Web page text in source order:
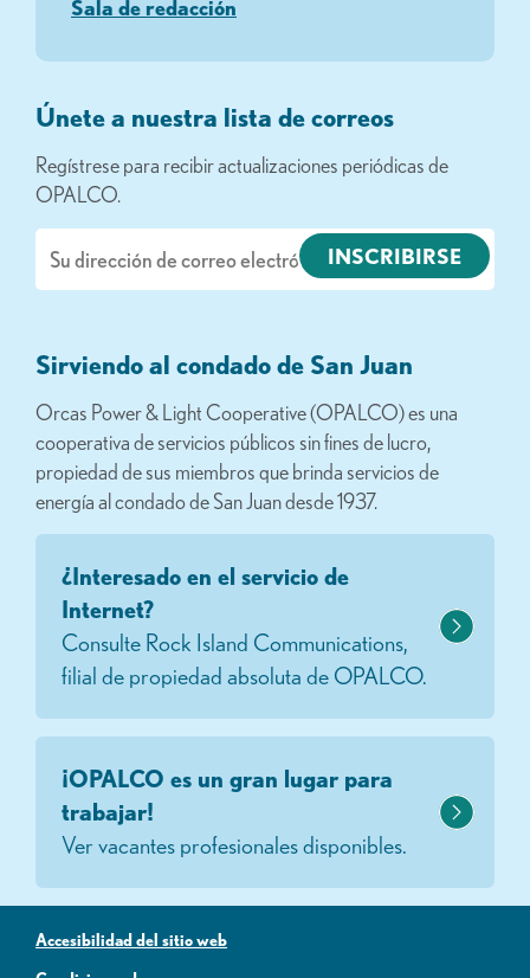
Sala de redacción
Únete a nuestra lista de correos
Regístrese para recibir actualizaciones periódicas de
OPALCO.
electrónico
Sirviendo al condado de San Juan
Orcas Power & Light Cooperative (OPALCO) es una
cooperativa de servicios públicos sin fines de lucro,
propiedad de sus miembros que brinda servicios de
energía al condado de San Juan desde 1937.
¿Interesado en el servicio de
Internet?
Consulte Rock Island Communications,
filial de propiedad absoluta de OPALCO.
¡OPALCO es un gran lugar para
trabajar!
Ver vacantes profesionales disponibles.
Accesibilidad del sitio web